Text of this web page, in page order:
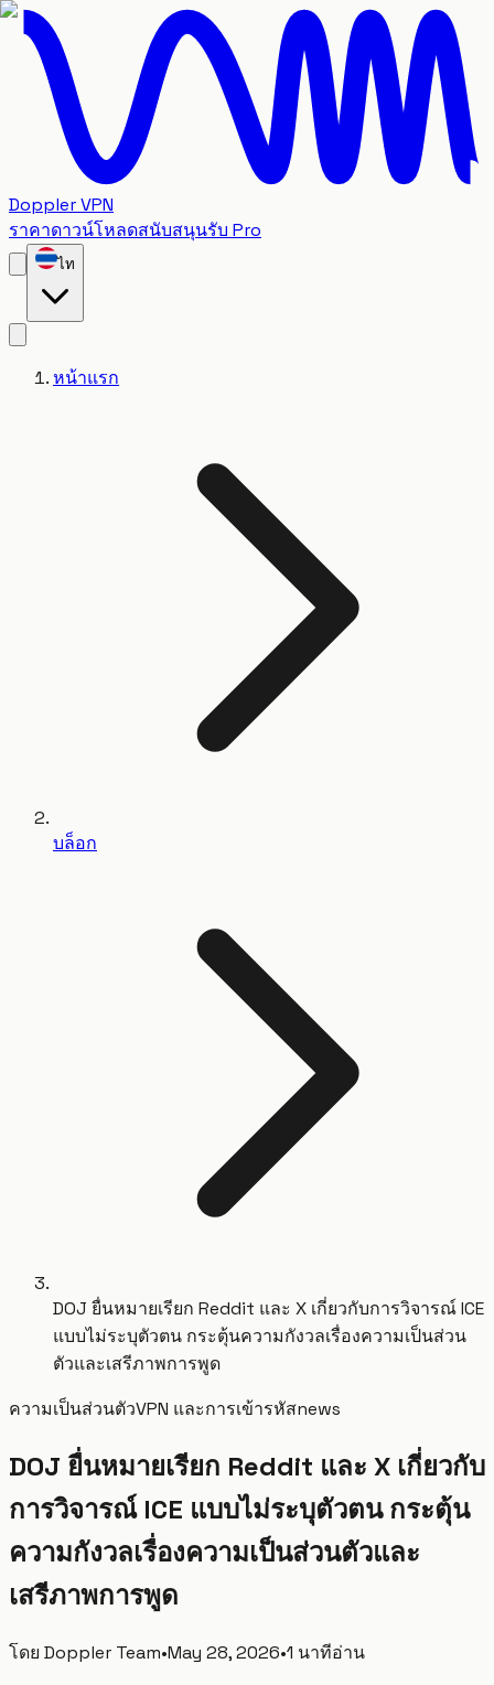
Doppler VPN
ราคาดาวน์โหลดสนับสนุนรับ Pro
ไท
หน้าแรก
บล็อก
DOJ ยื่นหมายเรียก Reddit และ X เกี่ยวกับการวิจารณ์ ICE
แบบไม่ระบุตัวตน กระตุ้นความกังวลเรื่องความเป็นส่วน
ตัวและเสรีภาพการพูด
ความเป็นส่วนตัวVPN และการเข้ารหัสnews
DOJ ยื่นหมายเรียก Reddit และ X เกี่ยวกับ
การวิจารณ์ ICE แบบไม่ระบุตัวตน กระตุ้น
ความกังวลเรื่องความเป็นส่วนตัวและ
เสรีภาพการพูด
โดย Doppler Team•May 28, 2026•1 นาทีอ่าน